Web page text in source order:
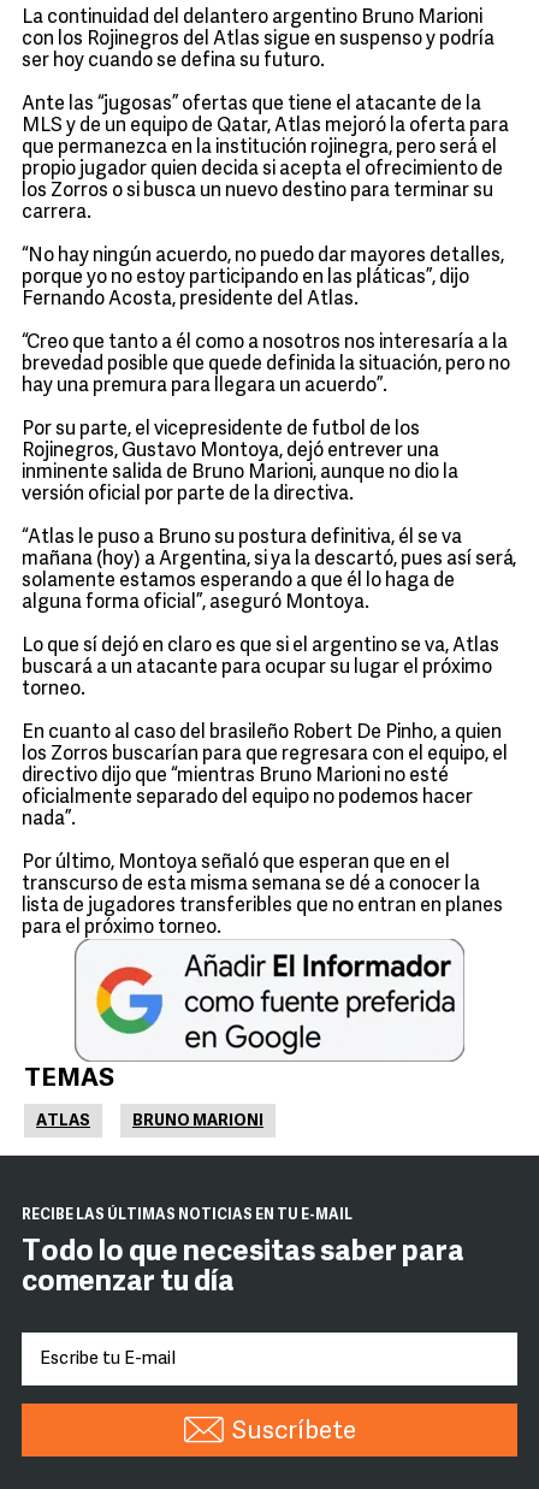
La continuidad del delantero argentino Bruno Marioni
con los Rojinegros del Atlas sigue en suspenso y podría
ser hoy cuando se defina su futuro.
Ante las “jugosas” ofertas que tiene el atacante de la
MLS y de un equipo de Qatar, Atlas mejoró la oferta para
que permanezca en la institución rojinegra, pero será el
propio jugador quien decida si acepta el ofrecimiento de
los Zorros o si busca un nuevo destino para terminar su
carrera.
“No hay ningún acuerdo, no puedo dar mayores detalles,
porque yo no estoy participando en las pláticas”, dijo
Fernando Acosta, presidente del Atlas.
“Creo que tanto a él como a nosotros nos interesaría a la
brevedad posible que quede definida la situación, pero no
hay una premura para llegara un acuerdo”.
Por su parte, el vicepresidente de futbol de los
Rojinegros, Gustavo Montoya, dejó entrever una
inminente salida de Bruno Marioni, aunque no dio la
versión oficial por parte de la directiva.
“Atlas le puso a Bruno su postura definitiva, él se va
mañana (hoy) a Argentina, si ya la descartó, pues así será,
solamente estamos esperando a que él lo haga de
alguna forma oficial”, aseguró Montoya.
Lo que sí dejó en claro es que si el argentino se va, Atlas
buscará a un atacante para ocupar su lugar el próximo
torneo.
En cuanto al caso del brasileño Robert De Pinho, a quien
los Zorros buscarían para que regresara con el equipo, el
directivo dijo que “mientras Bruno Marioni no esté
oficialmente separado del equipo no podemos hacer
nada”.
Por último, Montoya señaló que esperan que en el
transcurso de esta misma semana se dé a conocer la
lista de jugadores transferibles que no entran en planes
para el próximo torneo.
TEMAS
ATLAS BRUNO MARIONI
RECIBE LAS ÚLTIMAS NOTICIAS EN TU E-MAIL
Todo lo que necesitas saber para
comenzar tu día
Suscríbete